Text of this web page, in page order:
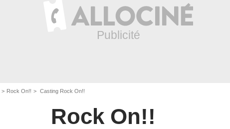
Rock On!! Casting Rock On!!
Rock On!!